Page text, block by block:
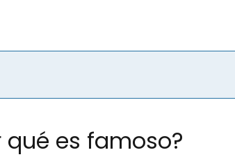
qué es famoso?